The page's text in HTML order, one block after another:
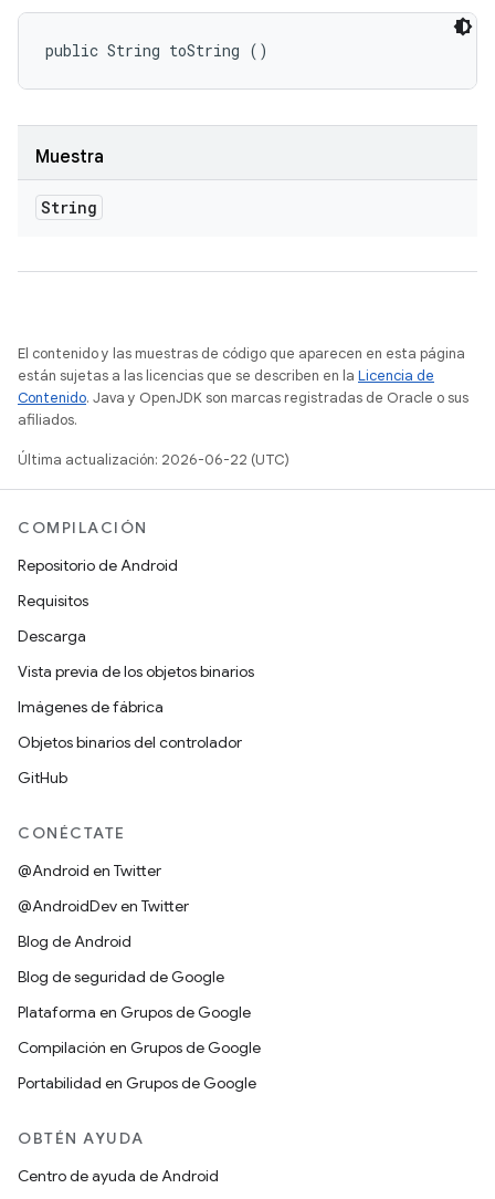
public String toString ()
Muestra
String
El contenido y las muestras de código que aparecen en esta página
están sujetas a las licencias que se describen en la Licencia de
Contenido. Java y OpenJDK son marcas registradas de Oracle o sus
afiliados.
Última actualización: 2026-06-22 (UTC)
COMPILACIÓN
Repositorio de Android
Requisitos
Descarga
Vista previa de los objetos binarios
Imágenes de fábrica
Objetos binarios del controlador
GitHub
CONÉCTATE
@Android en Twitter
@AndroidDev en Twitter
Blog de Android
Blog de seguridad de Google
Plataforma en Grupos de Google
Compilación en Grupos de Google
Portabilidad en Grupos de Google
OBTÉN AYUDA
Centro de ayuda de Android